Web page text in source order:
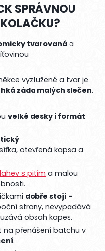
SPRÁVNOU
tvarovaná a
vyztužené a tvar je
záda malých slečen.
velké desky i formát
otevřená kapsa a
s pitím a malou
dobře stojí –
strany, nevypadává
obsah kapes.
na přenášení batohu v
.